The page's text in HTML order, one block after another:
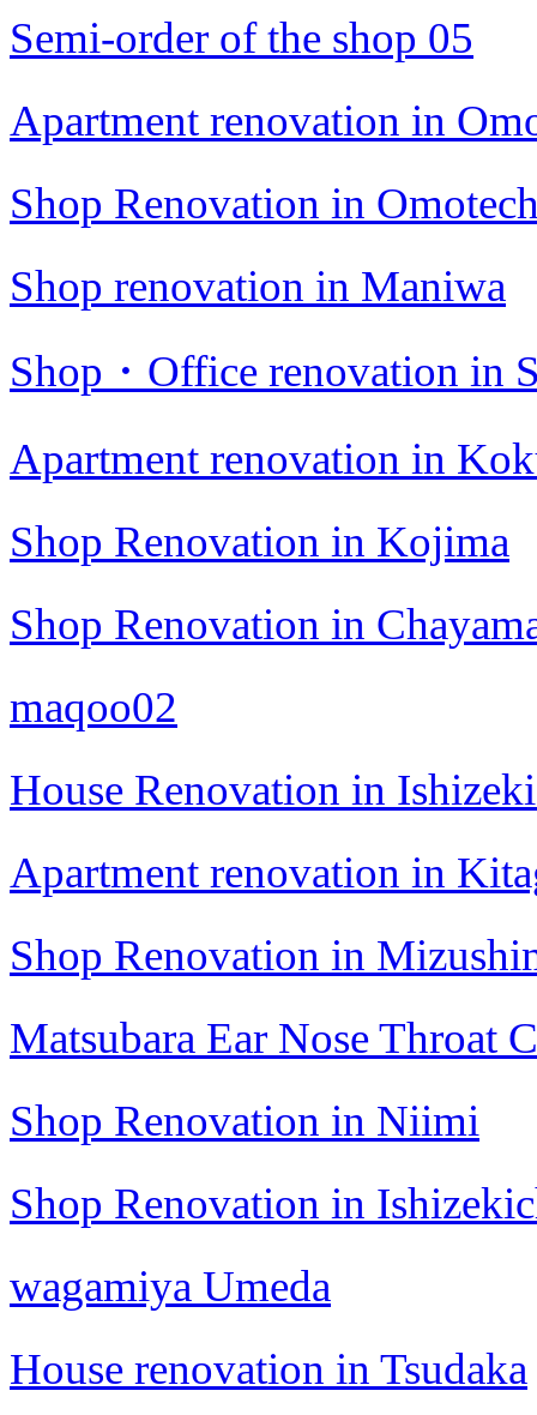
Semi-order of the shop 05
Apartment renovation in
Shop Renovation in
Shop renovation in Maniwa
Shop・Office renovation in
Apartment renovation in
Shop Renovation in Kojima
Shop Renovation in
maqoo02
House Renovation in
Apartment renovation in
Shop Renovation in
Matsubara Ear Nose Throat
Shop Renovation in Niimi
Shop Renovation in
wagamiya Umeda
House renovation in Tsudaka